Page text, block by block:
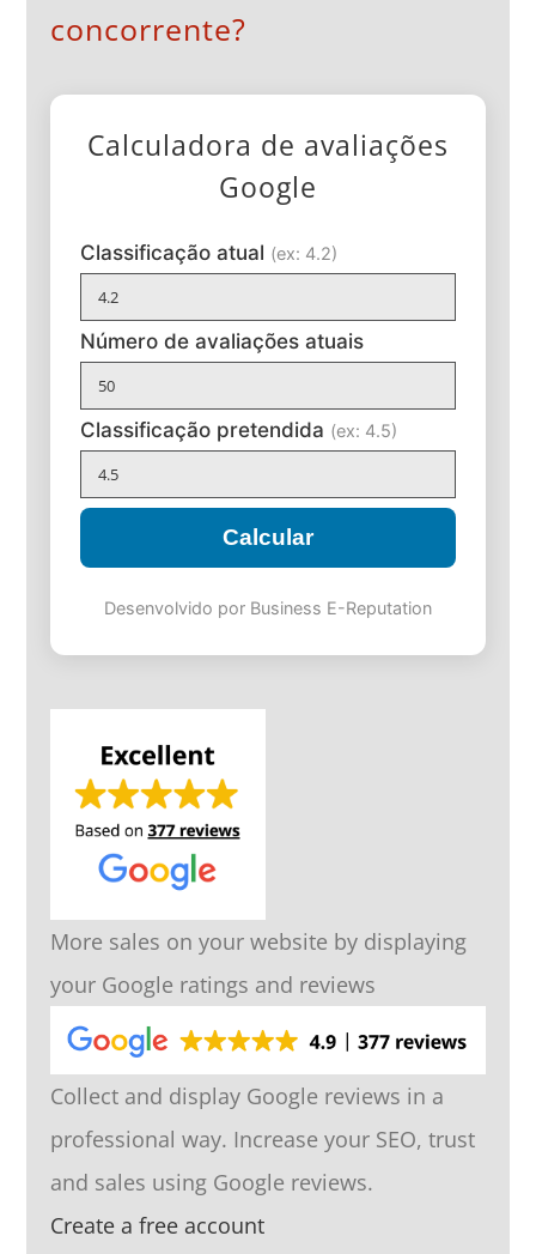
concorrente?
Calculadora de avaliações
Google
Classificação atual (ex: 4.2)
Número de avaliações atuais
Classificação pretendida (ex: 4.5)
Calcular
Desenvolvido por Business E-Reputation
More sales on your website by displaying
your Google ratings and reviews
Collect and display Google reviews in a
professional way. Increase your SEO, trust
and sales using Google reviews.
Create a free account